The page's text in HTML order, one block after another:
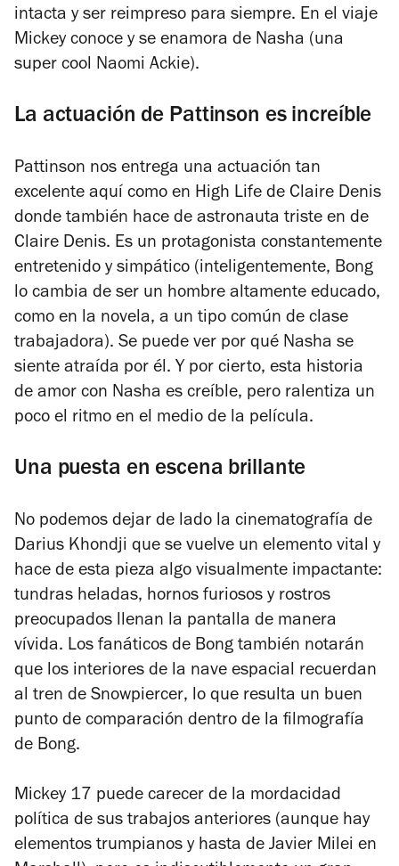
intacta y ser reimpreso para siempre. En el viaje
Mickey conoce y se enamora de Nasha (una
super cool Naomi Ackie).
La actuación de Pattinson es increíble
Pattinson nos entrega una actuación tan
excelente aquí como en High Life de Claire Denis
donde también hace de astronauta triste en de
Claire Denis. Es un protagonista constantemente
entretenido y simpático (inteligentemente, Bong
lo cambia de ser un hombre altamente educado,
como en la novela, a un tipo común de clase
trabajadora). Se puede ver por qué Nasha se
siente atraída por él. Y por cierto, esta historia
de amor con Nasha es creíble, pero ralentiza un
poco el ritmo en el medio de la película.
Una puesta en escena brillante
No podemos dejar de lado la cinematografía de
Darius Khondji que se vuelve un elemento vital y
hace de esta pieza algo visualmente impactante:
tundras heladas, hornos furiosos y rostros
preocupados llenan la pantalla de manera
vívida. Los fanáticos de Bong también notarán
que los interiores de la nave espacial recuerdan
al tren de Snowpiercer, lo que resulta un buen
punto de comparación dentro de la filmografía
de Bong.
Mickey 17 puede carecer de la mordacidad
política de sus trabajos anteriores (aunque hay
elementos trumpianos y hasta de Javier Milei en